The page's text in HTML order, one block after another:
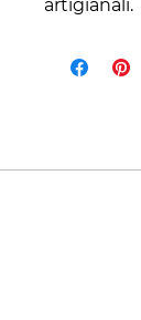
artigianali.